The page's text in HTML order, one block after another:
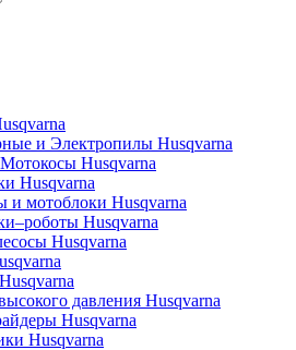
и Электропилы Нusqvarna
Нusqvarna
Husqvarna
и мотоблоки Husqvarna
Husqvarna
Husqvarna
давления Husqvarna
Husqvarna
Husqvarna